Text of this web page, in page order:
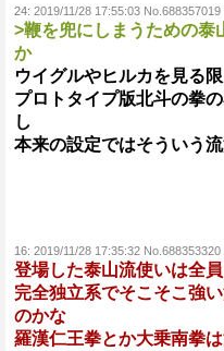
24: 2019/11/28 17:55:03 No.688357019
>鞭を兜にしまうための泰
か
ウイグルやヒルカを見る
プロトタイプ版北斗の拳
し
本来の設定ではそういう
16: 2019/11/28 17:35:32 No.688353320
登場した泰山流使いは全
完全独立系でそこそこ強
のかな
羅漢仁王拳とか大乗南拳